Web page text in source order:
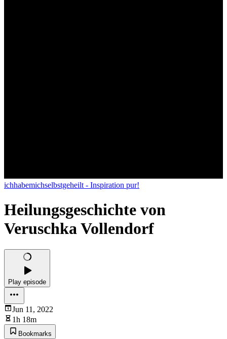
ichhabemichselbstgeheilt - Inspiration pur!
Heilungsgeschichte von
Veruschka Vollendorf
Play episode
Jun 11, 2022
1h 18m
Bookmarks